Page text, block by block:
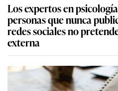
Los expertos en
personas que nunca
redes sociales no
externa